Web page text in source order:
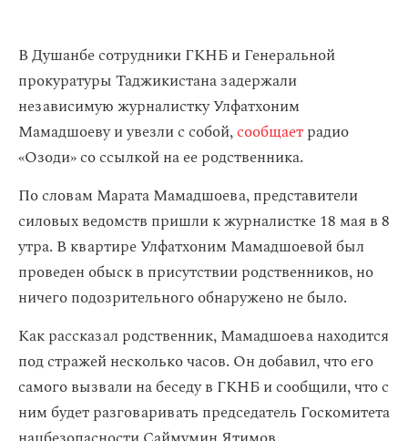
В Душанбе сотрудники ГКНБ и Генеральной
прокуратуры Таджикистана задержали
независимую журналистку Улфатхоним
Мамадшоеву и увезли с собой,сообщаетрадио
«Озоди» со ссылкой на ее родственника.
По словам Марата Мамадшоева, представители
силовых ведомств пришли к журналистке 18 мая в 8
утра. В квартире Улфатхоним Мамадшоевой был
проведен обыск в присутствии родственников, но
ничего подозрительного обнаружено не было.
Как рассказал родственник, Мамадшоева находится
под стражей несколько часов. Он добавил, что его
самого вызвали на беседу в ГКНБ и сообщили, что с
ним будет разговаривать председатель Госкомитета